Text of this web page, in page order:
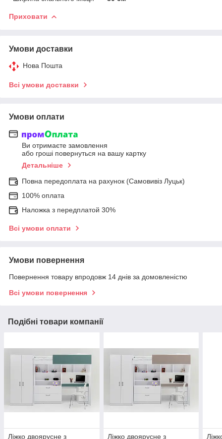
Приховати
Умови доставки
Нова Пошта
Всі умови доставки
Умови оплати
Ви отримаєте замовлення
або гроші повернуться на вашу картку
Детальніше
Повна передоплата на рахунок (Самовивіз Луцьк)
100% оплата
Наложка з передплатой 30%
Всі умови оплати
Умови повернення
Повернення товару впродовж 14 днів за домовленістю
Всі умови повернення
Подібні товари компанії
Ліжко двоярусне з
Ліжко двоярусне з